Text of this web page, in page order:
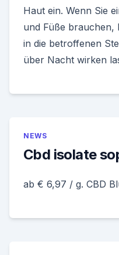
Haut ein. Wenn Sie
und Füße brauchen,
in die betroffenen
über Nacht wirken
NEWS
Cbd isolate
ab € 6,97 / g. CBD